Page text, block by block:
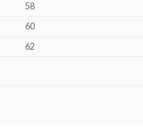
58
60
62